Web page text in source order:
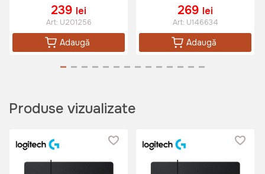
239 lei
Art: U201256
Adaugă
Control, Black
269 lei
Art: U146634
Adaugă
Produse vizualizate